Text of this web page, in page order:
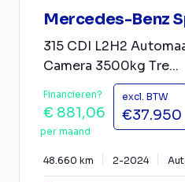
Mercedes-Benz
315 CDI L2H2
Camera 3500kg Tre...
Financieren?
€ 881,06
per maand
excl. BTW
€37.950
48.660 km 2-2024